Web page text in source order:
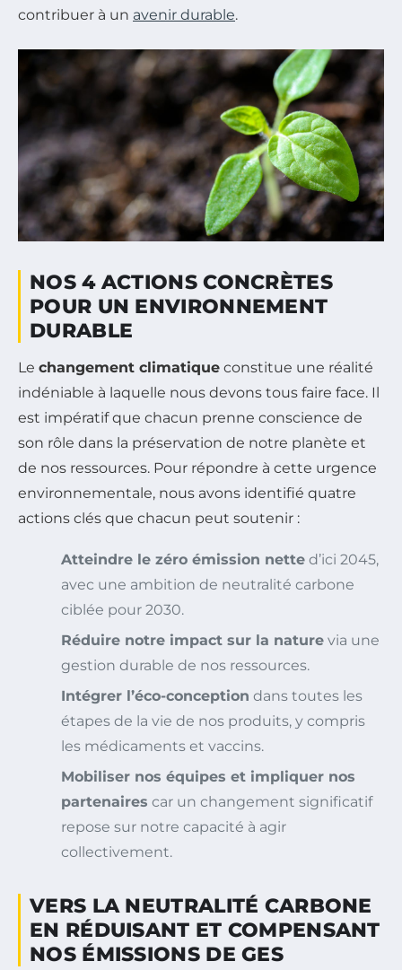
contribuer à un avenir durable.
NOS 4 ACTIONS CONCRÈTES
POUR UN ENVIRONNEMENT
DURABLE
Le changement climatique constitue une réalité
indéniable à laquelle nous devons tous faire face. Il
est impératif que chacun prenne conscience de
son rôle dans la préservation de notre planète et
de nos ressources. Pour répondre à cette urgence
environnementale, nous avons identifié quatre
actions clés que chacun peut soutenir :
Atteindre le zéro émission nette d’ici 2045,
avec une ambition de neutralité carbone
ciblée pour 2030.
Réduire notre impact sur la nature via une
gestion durable de nos ressources.
Intégrer l’éco-conception dans toutes les
étapes de la vie de nos produits, y compris
les médicaments et vaccins.
Mobiliser nos équipes et impliquer nos
partenaires car un changement significatif
repose sur notre capacité à agir
collectivement.
VERS LA NEUTRALITÉ CARBONE
EN RÉDUISANT ET COMPENSANT
NOS ÉMISSIONS DE GES